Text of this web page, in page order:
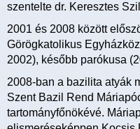
szentelte dr. Keresztes
2001 és 2008 között
Görögkatolikus
2002), később parókusa
2008-ban a bazilita atyák
Szent Bazil Rend
tartományfőnökévé.